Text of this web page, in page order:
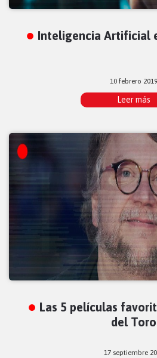
Inteligencia Artificial
10 febrero 2019
Leer más
Las 5 películas
del Toro
17 septiembre